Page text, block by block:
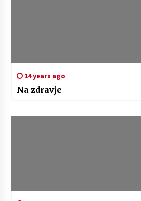
14 years ago
Na zdravje